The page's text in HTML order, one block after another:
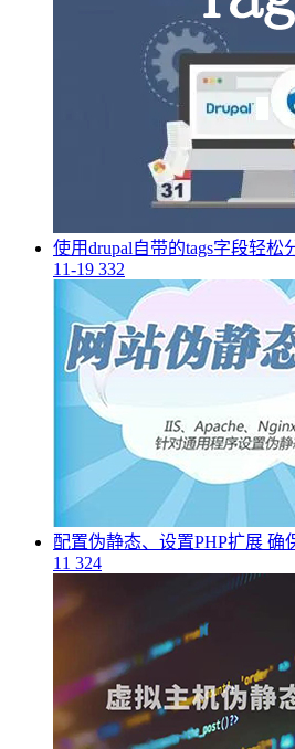
使用drupal自带的tags字段轻松
11-19 332
配置伪静态、设置PHP扩展 确
11 324